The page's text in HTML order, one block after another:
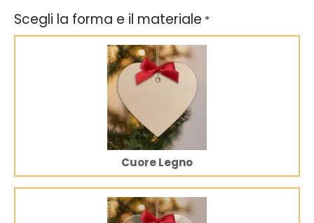
Scegli la forma e il materiale *
Cuore Legno